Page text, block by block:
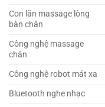
Con lăn massage lòng
bàn chân
Công nghệ massage
chân
Công nghệ robot mát xa
Bluetooth nghe nhạc